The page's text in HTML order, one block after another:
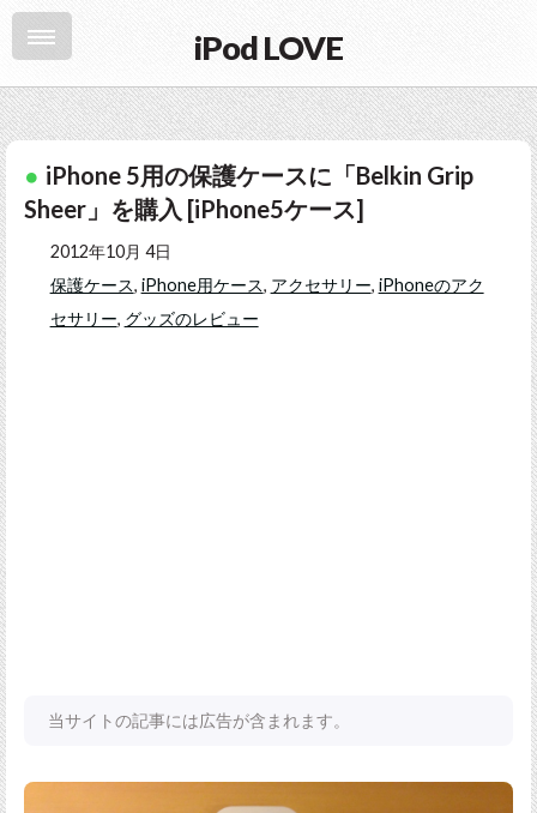
iPod LOVE
iPhone 5用の保護ケースに「Belkin Grip
Sheer」を購入 [iPhone5ケース]
2012年10月 4日
保護ケース, iPhone用ケース, アクセサリー, iPhoneのアク
セサリー, グッズのレビュー
当サイトの記事には広告が含まれます。